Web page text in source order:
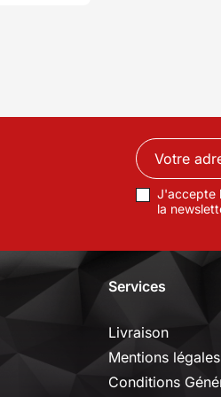
J'accepte
la
Services
Livraison
Mentions légales
Conditions